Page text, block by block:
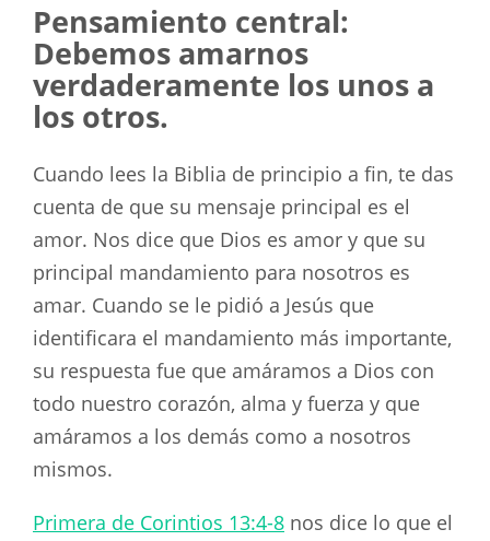
Pensamiento central:
Debemos amarnos
verdaderamente los unos a
los otros.
Cuando lees la Biblia de principio a fin, te das
cuenta de que su mensaje principal es el
amor. Nos dice que Dios es amor y que su
principal mandamiento para nosotros es
amar. Cuando se le pidió a Jesús que
identificara el mandamiento más importante,
su respuesta fue que amáramos a Dios con
todo nuestro corazón, alma y fuerza y que
amáramos a los demás como a nosotros
mismos.
Primera de Corintios 13:4-8 nos dice lo que el